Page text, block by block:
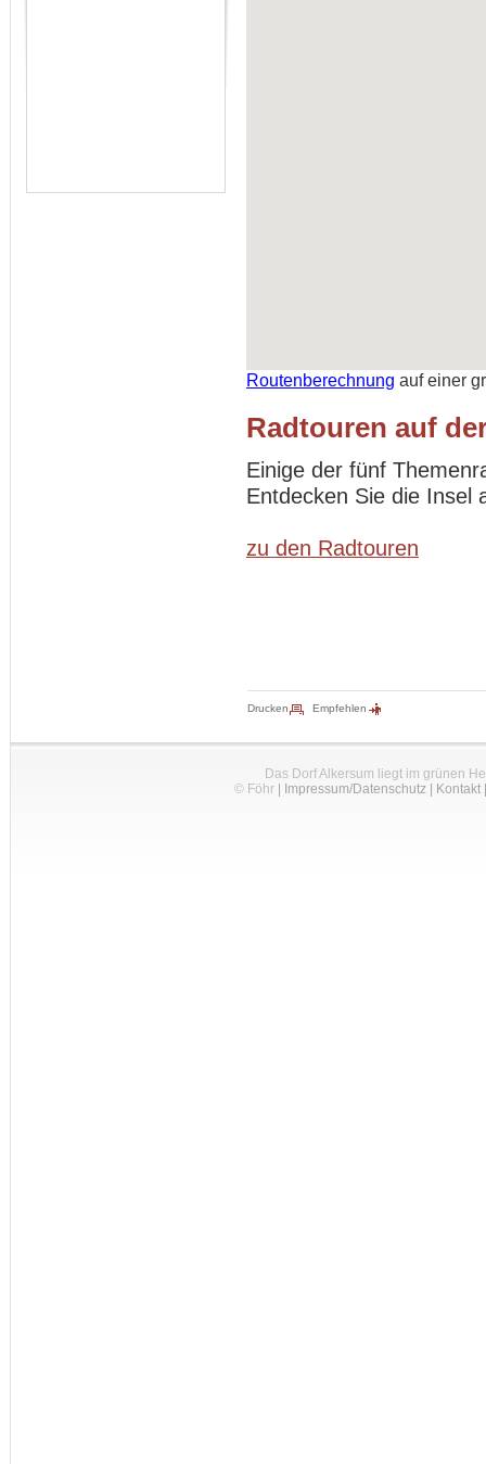
Routenberechnung auf einer
Radtouren auf
Einige der fünf
Entdecken Sie die Insel
zu den Radtouren
Drucken Empfehlen
Das Dorf Alkersum liegt im grünen
© Föhr| Impressum/Datenschutz| Kontakt